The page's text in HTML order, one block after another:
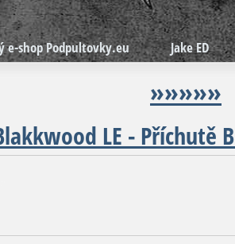
e-shop Podpultovky.eu Jake ED
»»»»»
LE - Příchutě